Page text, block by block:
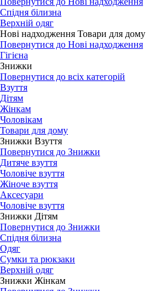
Спідня білизна
Верхній одяг
Нові надходження Товари для дому
Повернутися до Нові надходження
Гігієна
Знижки
Повернутися до всіх категорій
Взуття
Дітям
Жінкам
Чоловікам
Товари для дому
Знижки Взуття
Повернутися до Знижки
Дитяче взуття
Чоловіче взуття
Жіноче взуття
Аксесуари
Чоловіче взуття
Знижки Дітям
Повернутися до Знижки
Спідня білизна
Одяг
Сумки та рюкзаки
Верхній одяг
Знижки Жінкам